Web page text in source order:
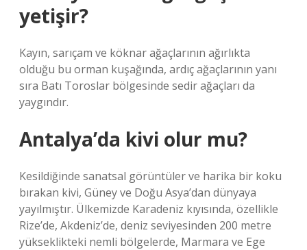
yetişir?
Kayın, sarıçam ve köknar ağaçlarının ağırlıkta
olduğu bu orman kuşağında, ardıç ağaçlarının yanı
sıra Batı Toroslar bölgesinde sedir ağaçları da
yaygındır.
Antalya’da kivi olur mu?
Kesildiğinde sanatsal görüntüler ve harika bir koku
bırakan kivi, Güney ve Doğu Asya’dan dünyaya
yayılmıştır. Ülkemizde Karadeniz kıyısında, özellikle
Rize’de, Akdeniz’de, deniz seviyesinden 200 metre
yükseklikteki nemli bölgelerde, Marmara ve Ege